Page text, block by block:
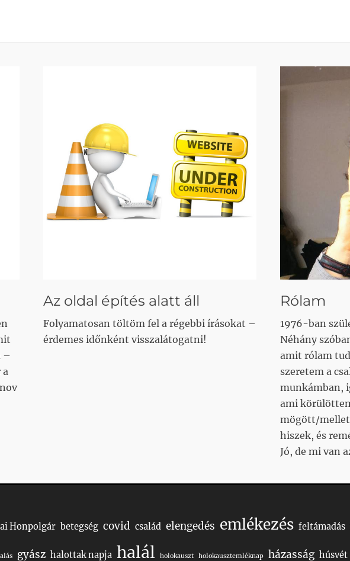
–
Az oldal építés alatt áll
Folyamatosan töltöm fel a régebbi írásokat –
érdemes időnként visszalátogatni!
Rólam
1976-ban
Néhány
amit rólam
szeretem a
munkámban,
ami
mögött/
hiszek, és
Jó, de mi van
Honpolgár betegség covid család elengedés emlékezés feltámadás
gyász halottak napja halál holokauszt holokausztemléknap házasság húsvét